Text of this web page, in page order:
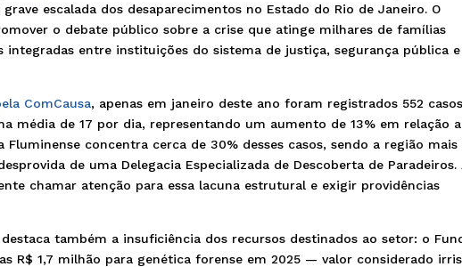
escalada dos desaparecimentos no Estado do Rio de Janeiro. O
o debate público sobre a crise que atinge milhares de famílias
integradas entre instituições do sistema de justiça, segurança pública e
ComCausa, apenas em janeiro deste ano foram registrados 552
média de 17 por dia, representando um aumento de 13% em relação
Fluminense concentra cerca de 30% desses casos, sendo a região mais
de uma Delegacia Especializada de Descoberta de Paradeiros.
chamar atenção para essa lacuna estrutural e exigir providências
também a insuficiência dos recursos destinados ao setor: o
R$ 1,7 milhão para genética forense em 2025 — valor considerado